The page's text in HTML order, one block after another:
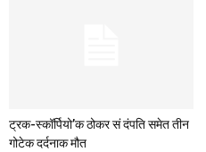
ट्रक-स्कॉर्पियो’क ठोकर सं दंपति समेत तीन
गोटेक दर्दनाक मौत